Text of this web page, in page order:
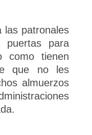
las patronales
para
como tienen
que no les
almuerzos